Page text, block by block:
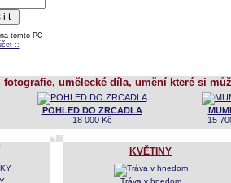
tomto PC
::
fotografie, umělecké díla, umění které si
POHLED DO ZRCADLA
18 000 Kč
15
KVĚTINY
Tráva v hnedom